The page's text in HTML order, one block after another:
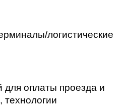
логистические
оплаты проезда и
технологии